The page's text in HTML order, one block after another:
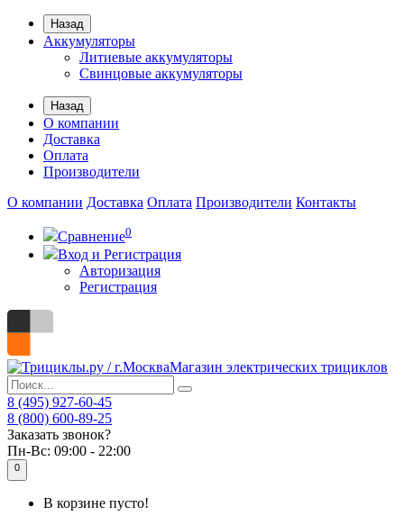
Назад
Аккумуляторы
Литиевые аккумуляторы
Свинцовые аккумуляторы
Назад
О компании
Доставка
Оплата
Производители
О компании Доставка Оплата Производители Контакты
Сравнение0
Вход и Регистрация
Авторизация
Регистрация
Магазин электрических трициклов
8 (495) 927-60-45
8 (800) 600-89-25
Заказать звонок?
Пн-Вс: 09:00 - 22:00
0
В корзине пусто!